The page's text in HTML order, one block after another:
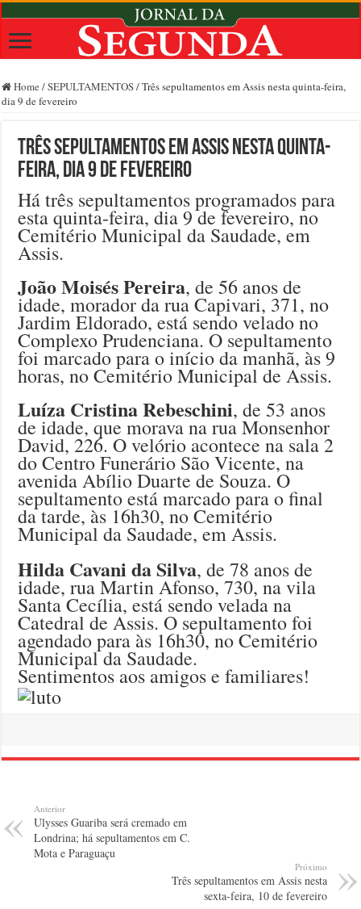
Home /SEPULTAMENTOS/Três sepultamentos em Assis nesta quinta-feira,
dia 9 de fevereiro
Três sepultamentos em Assis nesta quinta-
feira, dia 9 de fevereiro
Há três sepultamentos programados para
esta quinta-feira, dia 9 de fevereiro, no
Cemitério Municipal da Saudade, em
Assis.
João Moisés Pereira, de 56 anos de
idade, morador da rua Capivari, 371, no
Jardim Eldorado, está sendo velado no
Complexo Prudenciana. O sepultamento
foi marcado para o início da manhã, às 9
horas, no Cemitério Municipal de Assis.
Luíza Cristina Rebeschini, de 53 anos
de idade, que morava na rua Monsenhor
David, 226. O velório acontece na sala 2
do Centro Funerário São Vicente, na
avenida Abílio Duarte de Souza. O
sepultamento está marcado para o final
da tarde, às 16h30, no Cemitério
Municipal da Saudade, em Assis.
Hilda Cavani da Silva, de 78 anos de
idade, rua Martin Afonso, 730, na vila
Santa Cecília, está sendo velada na
Catedral de Assis. O sepultamento foi
agendado para às 16h30, no Cemitério
Municipal da Saudade.
Sentimentos aos amigos e familiares!
Anterior
Ulysses Guariba será cremado em
Londrina; há sepultamentos em C.
Mota e Paraguaçu
Próximo
Três sepultamentos em Assis nesta
sexta-feira, 10 de fevereiro